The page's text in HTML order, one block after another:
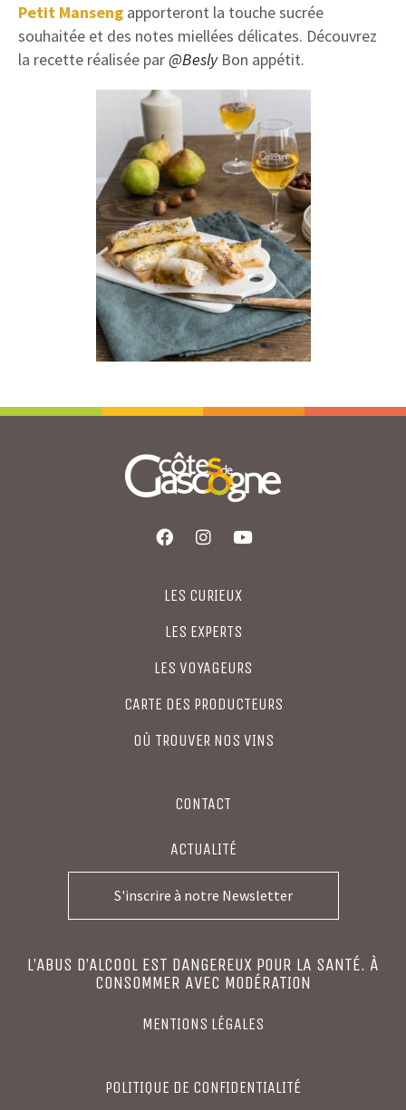
Petit Manseng apporteront la touche sucrée
souhaitée et des notes miellées délicates. Découvrez
la recette réalisée par@BeslyBon appétit.
LES CURIEUX
LES EXPERTS
LES VOYAGEURS
CARTE DES PRODUCTEURS
OÙ TROUVER NOS VINS
CONTACT
ACTUALITÉ
S'inscrire à notre Newsletter
L’ABUS D’ALCOOL EST DANGEREUX POUR LA SANTÉ. À
CONSOMMER AVEC MODÉRATION
MENTIONS LÉGALES
POLITIQUE DE CONFIDENTIALITÉ